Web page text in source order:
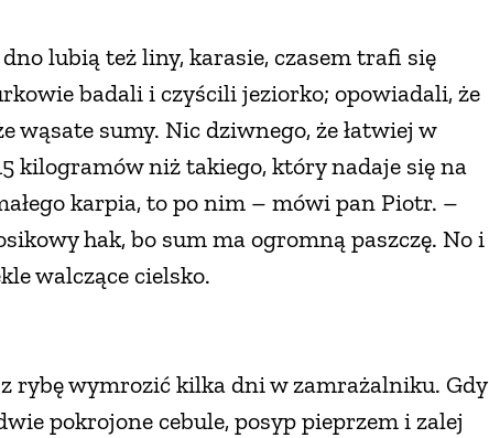
lubią też liny, karasie, czasem trafi się
badali i czyścili jeziorko; opowiadali, że
wąsate sumy. Nic dziwnego, że łatwiej w
kilogramów niż takiego, który nadaje się na
karpia, to po nim – mówi pan Piotr. –
hak, bo sum ma ogromną paszczę. No i
walczące cielsko.
rybę wymrozić kilka dni w zamrażalniku. Gdy
pokrojone cebule, posyp pieprzem i zalej